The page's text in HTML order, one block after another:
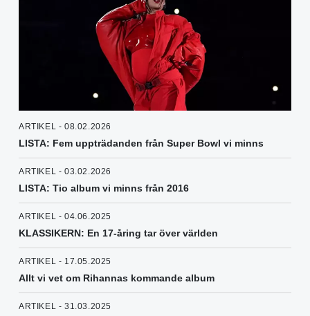
ARTIKEL - 08.02.2026
LISTA: Fem uppträdanden från Super Bowl vi minns
ARTIKEL - 03.02.2026
LISTA: Tio album vi minns från 2016
ARTIKEL - 04.06.2025
KLASSIKERN: En 17-åring tar över världen
ARTIKEL - 17.05.2025
Allt vi vet om Rihannas kommande album
ARTIKEL - 31.03.2025